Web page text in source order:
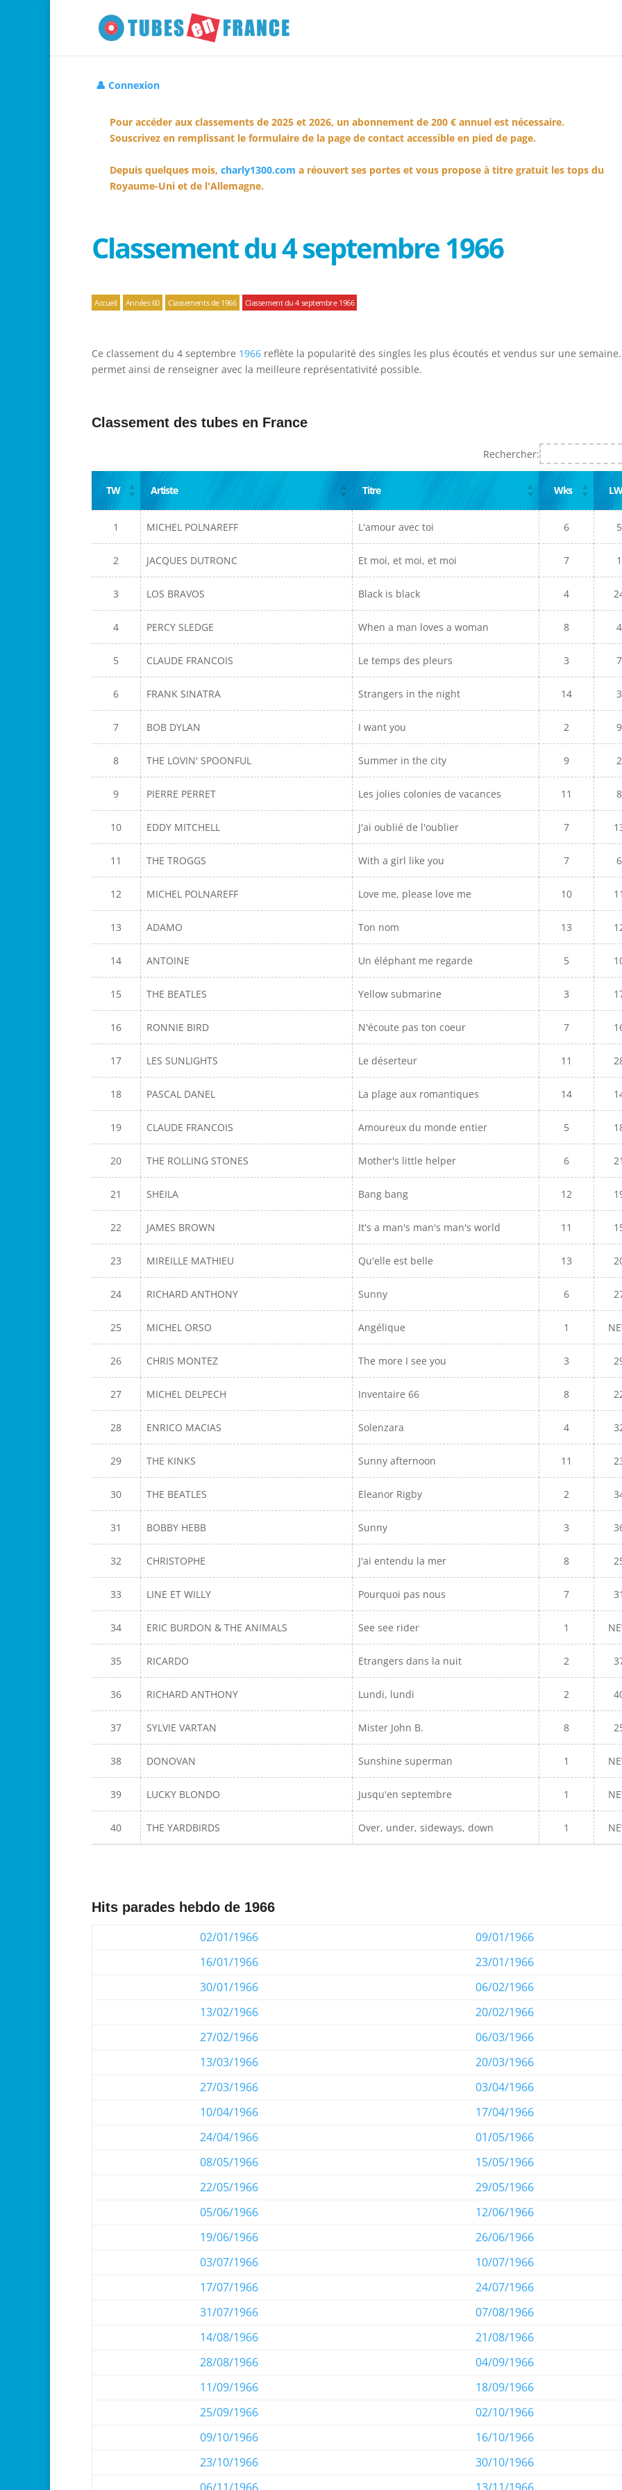
👤 Connexion
Pour accéder aux classements de 2025 et 2026, un abonnement de 200 € annuel est nécessaire.
Souscrivez en remplissant le formulaire de la page de contact accessible en pied de page.
Depuis quelques mois, charly1300.com a réouvert ses portes et vous propose à titre gratuit les tops du
Royaume-Uni et de l'Allemagne.
Classement du 4 septembre 1966
Accueil Années 60 Classements de 1966 Classement du 4 septembre 1966
Ce classement du 4 septembre 1966 reflète la popularité des singles les plus écoutés et vendus sur une
permet ainsi de renseigner avec la meilleure représentativité possible.
Classement des tubes en France
Rechercher:
TW Artiste Titre Wks LW
1 MICHEL POLNAREFF L'amour avec toi 6 5
2 JACQUES DUTRONC Et moi, et moi, et moi 7 1
3 LOS BRAVOS Black is black 4
4 PERCY SLEDGE When a man loves a woman 8 4
5 CLAUDE FRANCOIS Le temps des pleurs 3 7
6 FRANK SINATRA Strangers in the night 14 3
7 BOB DYLAN I want you 2 9
8 THE LOVIN' SPOONFUL Summer in the city 9 2
9 PIERRE PERRET Les jolies colonies de vacances 11 8
10 EDDY MITCHELL J'ai oublié de l'oublier 7
11 THE TROGGS With a girl like you 7 6
12 MICHEL POLNAREFF Love me, please love me 10 11
13 ADAMO Ton nom 13
14 ANTOINE Un éléphant me regarde 5
15 THE BEATLES Yellow submarine 3
16 RONNIE BIRD N'écoute pas ton coeur 7
17 LES SUNLIGHTS Le déserteur 11
18 PASCAL DANEL La plage aux romantiques 14
19 CLAUDE FRANCOIS Amoureux du monde entier 5
20 THE ROLLING STONES Mother's little helper 6 21
21 SHEILA Bang bang 12
22 JAMES BROWN It's a man's man's man's world 11
23 MIREILLE MATHIEU Qu'elle est belle 13
24 RICHARD ANTHONY Sunny 6
25 MICHEL ORSO Angélique 1
26 CHRIS MONTEZ The more I see you 3
27 MICHEL DELPECH Inventaire 66 8
28 ENRICO MACIAS Solenzara 4
29 THE KINKS Sunny afternoon 11
30 THE BEATLES Eleanor Rigby 2
31 BOBBY HEBB Sunny 3
32 CHRISTOPHE J'ai entendu la mer 8
33 LINE ET WILLY Pourquoi pas nous 7 31
34 ERIC BURDON & THE ANIMALS See see rider 1
35 RICARDO Etrangers dans la nuit 2
36 RICHARD ANTHONY Lundi, lundi 2
37 SYLVIE VARTAN Mister John B. 8
38 DONOVAN Sunshine superman 1
39 LUCKY BLONDO Jusqu'en septembre 1
40 THE YARDBIRDS Over, under, sideways, down 1
Hits parades hebdo de 1966
02/01/1966
09/01/1966
16/01/1966
23/01/1966
30/01/1966
06/02/1966
13/02/1966
20/02/1966
27/02/1966
06/03/1966
13/03/1966
20/03/1966
27/03/1966
03/04/1966
10/04/1966
17/04/1966
24/04/1966
01/05/1966
08/05/1966
15/05/1966
22/05/1966
29/05/1966
05/06/1966
12/06/1966
19/06/1966
26/06/1966
03/07/1966
10/07/1966
17/07/1966
24/07/1966
31/07/1966
07/08/1966
14/08/1966
21/08/1966
28/08/1966
04/09/1966
11/09/1966
18/09/1966
25/09/1966
02/10/1966
09/10/1966
16/10/1966
23/10/1966
30/10/1966